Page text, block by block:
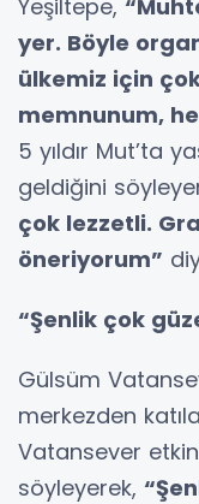
Yeşiltepe,
yer. Böyle
ülkemiz için
memnunum,
5 yıldır Mut’ta
geldiğini
çok lezzetli.
öneriyorum”
“Şenlik çok
Gülsüm
merkezden
Vatansever
söyleyerek,